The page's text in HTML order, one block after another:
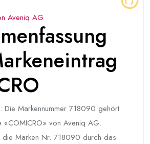
Aveniq AG
Die Markennummer 718090 gehört
«COMICRO» von Aveniq AG.
die Marken Nr. 718090 durch das